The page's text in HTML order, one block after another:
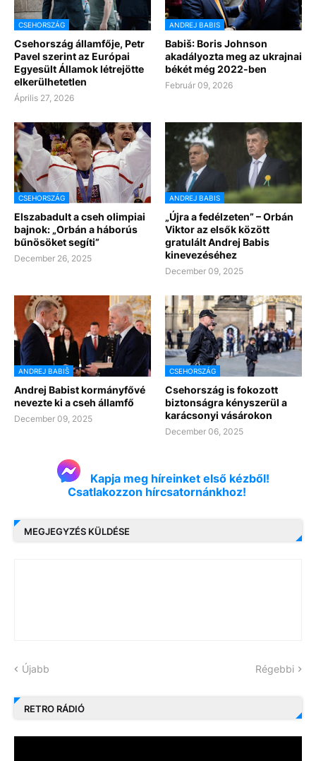
CSEHORSZÁG
Csehország államfője, Petr
Pavel szerint az Európai
Egyesült Államok létrejötte
elkerülhetetlen
Április 27, 2026
ANDREJ BABIS
Babiš: Boris Johnson
akadályozta meg az ukrajnai
békét még 2022-ben
Február 09, 2026
CSEHORSZÁG
Elszabadult a cseh olimpiai
bajnok: „Orbán a háborús
bűnösöket segíti”
December 26, 2025
ANDREJ BABIS
„Újra a fedélzeten” – Orbán
Viktor az elsők között
gratulált Andrej Babis
kinevezéséhez
December 09, 2025
ANDREJ BABIŠ
Andrej Babist kormányfővé
nevezte ki a cseh államfő
December 09, 2025
CSEHORSZÁG
Csehország is fokozott
biztonságra kényszerül a
karácsonyi vásárokon
December 06, 2025
Kapja meg híreinket első kézből!
Csatlakozzon hírcsatornánkhoz!
MEGJEGYZÉS KÜLDÉSE
Újabb Régebbi
RETRO RÁDIÓ